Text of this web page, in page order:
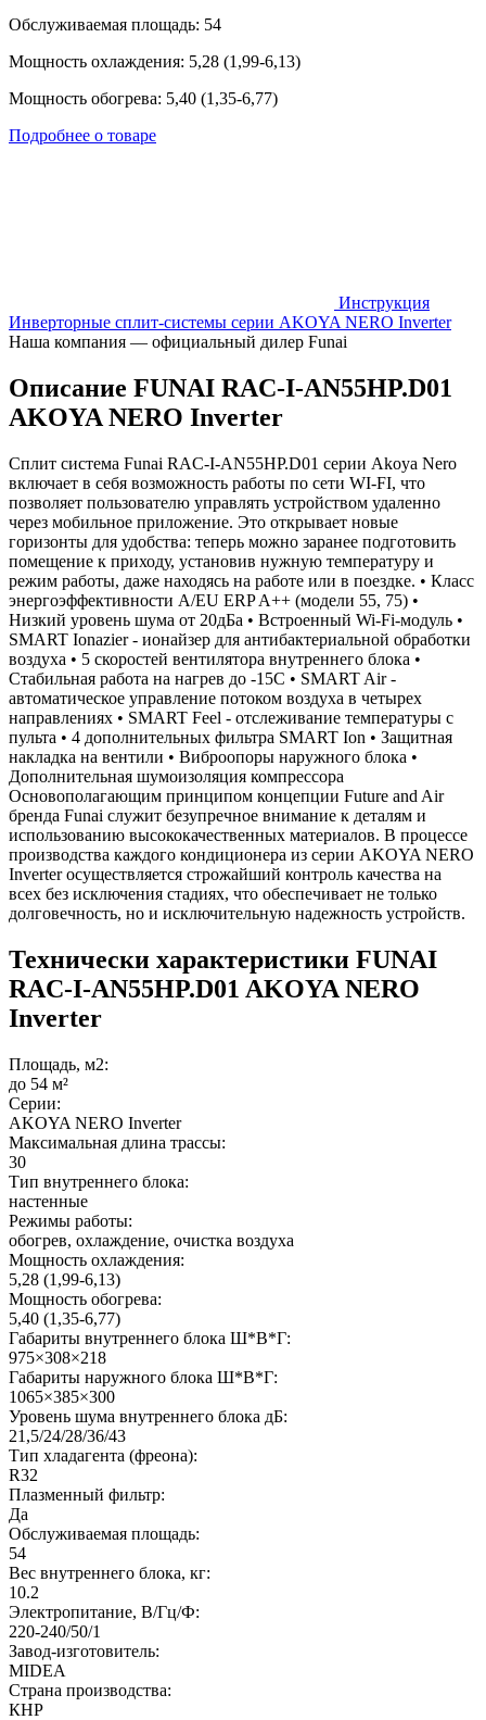
Обслуживаемая площадь: 54
Мощность охлаждения: 5,28 (1,99-6,13)
Мощность обогрева: 5,40 (1,35-6,77)
Подробнее о товаре
Инструкция
Инверторные сплит-системы серии AKOYA NERO Inverter
Наша компания — официальный дилер Funai
Описание FUNAI RAC-I-AN55HP.D01
AKOYA NERO Inverter
Сплит система Funai RAC-I-AN55HP.D01 серии Akoya Nero
включает в себя возможность работы по сети WI-FI, что
позволяет пользователю управлять устройством удаленно
через мобильное приложение. Это открывает новые
горизонты для удобства: теперь можно заранее подготовить
помещение к приходу, установив нужную температуру и
режим работы, даже находясь на работе или в поездке. • Класс
энергоэффективности А/EU ERP A++ (модели 55, 75) •
Низкий уровень шума от 20дБа • Встроенный Wi-Fi-модуль •
SMART Ionazier - ионайзер для антибактериальной обработки
воздуха • 5 скоростей вентилятора внутреннего блока •
Стабильная работа на нагрев до -15С • SMART Air -
автоматическое управление потоком воздуха в четырех
направлениях • SMART Feel - отслеживание температуры с
пульта • 4 дополнительных фильтра SMART Ion • Защитная
накладка на вентили • Виброопоры наружного блока •
Дополнительная шумоизоляция компрессора
Основополагающим принципом концепции Future and Air
бренда Funai служит безупречное внимание к деталям и
использованию высококачественных материалов. В процессе
производства каждого кондиционера из серии AKOYA NERO
Inverter осуществляется строжайший контроль качества на
всех без исключения стадиях, что обеспечивает не только
долговечность, но и исключительную надежность устройств.
Технически характеристики FUNAI
RAC-I-AN55HP.D01 AKOYA NERO
Inverter
Площадь, м2:
до 54 м²
Серии:
AKOYA NERO Inverter
Максимальная длина трассы:
30
Тип внутреннего блока:
настенные
Режимы работы:
обогрев, охлаждение, очистка воздуха
Мощность охлаждения:
5,28 (1,99-6,13)
Мощность обогрева:
5,40 (1,35-6,77)
Габариты внутреннего блока Ш*В*Г:
975×308×218
Габариты наружного блока Ш*В*Г:
1065×385×300
Уровень шума внутреннего блока дБ:
21,5/24/28/36/43
Тип хладагента (фреона):
R32
Плазменный фильтр:
Да
Обслуживаемая площадь:
54
Вес внутреннего блока, кг:
10.2
Электропитание, В/Гц/Ф:
220-240/50/1
Завод-изготовитель:
MIDEA
Страна производства:
КНР